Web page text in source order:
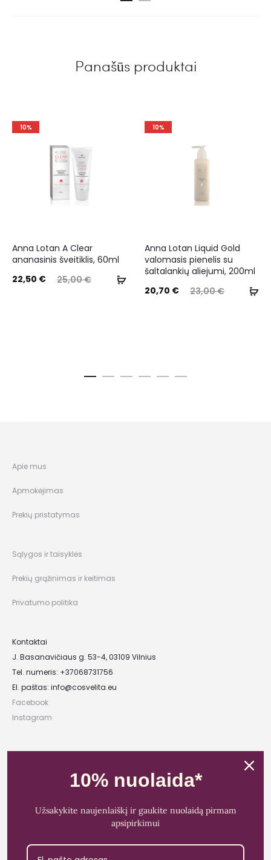
Panašūs produktai
10%
Anna Lotan A Clear
ananasinis šveitiklis, 60ml
25,00€
22,50 €
10%
Anna Lotan Liquid Gold
valomasis pienelis su
šaltalankių aliejumi, 200ml
23,00€
20,70 €
Apie mus
Apmokėjimas
Prekių pristatymas
Sąlygos ir taisyklės
Prekių grąžinimas ir keitimas
Privatumo politika
Kontaktai
J. Basanavičiaus g. 53-4, 03109 Vilnius
Tel. numeris: +37068731756
El. paštas: info@cosvelita.eu
Facebook
Instagram
Įmonės kodas: 303481944
PVM mokėtojo kodas: LT100011828014
Bankas: Paysera LT
10% nuolaida*
Užsakykite naujenlaiškį ir gaukite nuolaidą pirmam
apsipirkimui